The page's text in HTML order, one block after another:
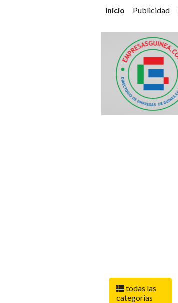
Inicio Publicidad
todas las
categorias